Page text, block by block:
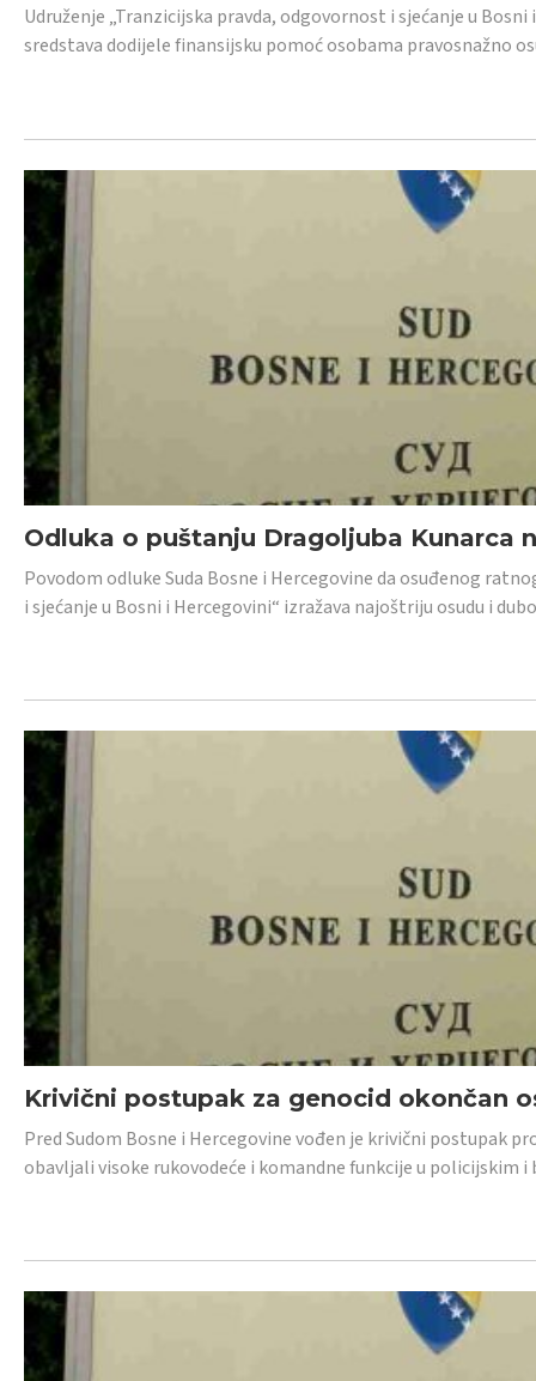
Udruženje „Tranzicijska pravda, odgovornost i sjećanje u
sredstava dodijele finansijsku pomoć osobama pravosnažno
Odluka o puštanju Dragoljuba Kunarca
Povodom odluke Suda Bosne i Hercegovine da osuđenog
i sjećanje u Bosni i Hercegovini“ izražava najoštriju osudu i
Krivični postupak za genocid okončan
Pred Sudom Bosne i Hercegovine vođen je krivični postupak
obavljali visoke rukovodeće i komandne funkcije u policijskim